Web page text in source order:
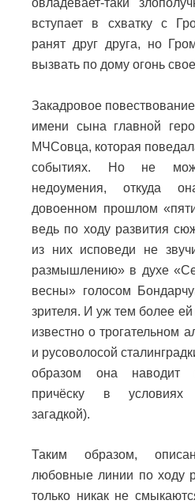
овладевает-таки
вступает в схватку с
ранят друг друга, но
вызвать по дому огонь
Закадровое
имени сына главной
МЧСовца, которая
событиях. Но не
недоумения, откуда
довоенном прошлом
ведь по ходу развития
из них исповеди не
размышлению» в духе
весны» голосом
зрителя. И уж тем более
известно о трогательном
и русоволосой
образом она наводит
причёску в условиях
загадкой).
Таким образом,
любовные линии по ходу
только никак не